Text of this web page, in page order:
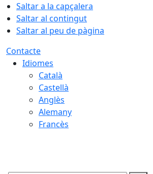
Saltar a la capçalera
Saltar al contingut
Saltar al peu de pàgina
Contacte
Idiomes
Català
Castellà
Anglès
Alemany
Francès